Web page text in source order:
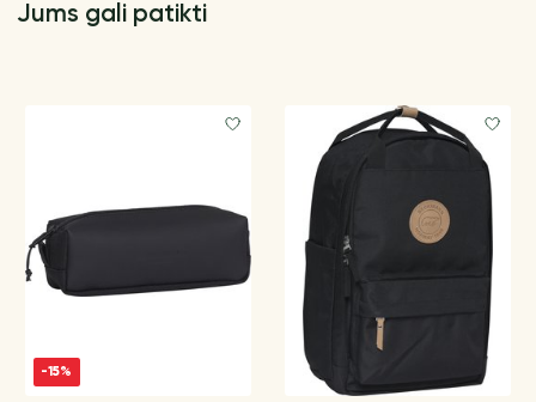
Jums gali patikti
-15%